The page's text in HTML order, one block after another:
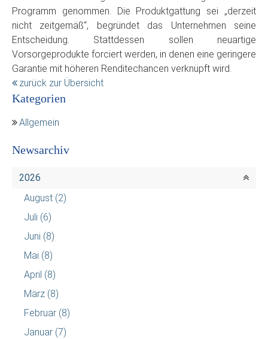
Programm genommen. Die Produktgattung sei „derzeit
nicht zeitgemäß“, begründet das Unternehmen seine
Entscheidung. Stattdessen sollen neuartige
Vorsorgeprodukte forciert werden, in denen eine geringere
Garantie mit höheren Renditechancen verknüpft wird.
zurück zur Übersicht
Kategorien
Allgemein
Newsarchiv
2026
August (2)
Juli (6)
Juni (8)
Mai (8)
April (8)
März (8)
Februar (8)
Januar (7)